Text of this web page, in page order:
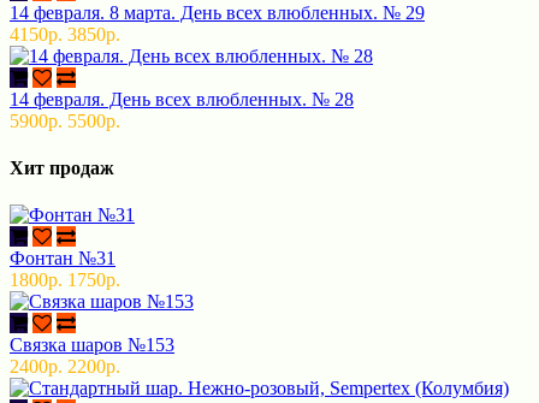
14 февраля. 8 марта. День всех влюбленных. № 29
4150р. 3850р.
14 февраля. День всех влюбленных. № 28
5900р. 5500р.
Хит продаж
Фонтан №31
1800р. 1750р.
Связка шаров №153
2400р. 2200р.